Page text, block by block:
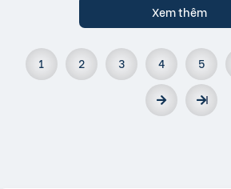
Xem thêm
1 2 3 4 5